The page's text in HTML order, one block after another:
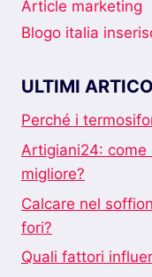
Article marketing
Blogo italia
ULTIMI
Perché i
Artigiani24: come
migliore?
Calcare nel
fori?
Quali fattori